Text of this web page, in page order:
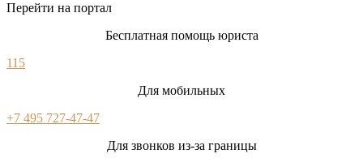
Перейти на портал
Бесплатная помощь юриста
115
Для мобильных
+7 495 727-47-47
Для звонков из-за границы